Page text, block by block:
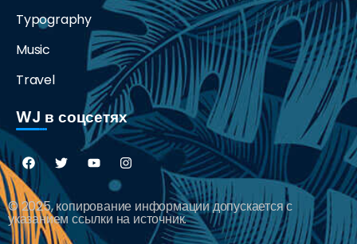
Typography
Music
Travel
WJ в соцсетях
© 2025, копирование информации допускается с
указанием ссылки на источник.